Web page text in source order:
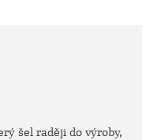
šel raději do výroby,